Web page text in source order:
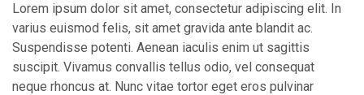
Lorem ipsum dolor sit amet, consectetur adipiscing elit. In
varius euismod felis, sit amet gravida ante blandit ac.
Suspendisse potenti. Aenean iaculis enim ut sagittis
suscipit. Vivamus convallis tellus odio, vel consequat
neque rhoncus at. Nunc vitae tortor eget eros pulvinar